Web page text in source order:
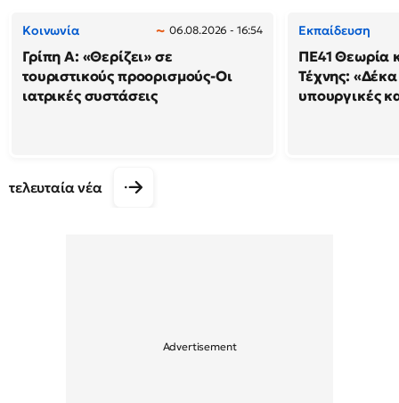
Κοινωνία 06.08.2026 - 16:54
Γρίπη Α: «Θερίζει» σε
τουριστικούς προορισμούς-Οι
ιατρικές συστάσεις
Εκπαίδευση
ΠΕ41 Θεωρία
Τέχνης: «Δέκα
υπουργικές
τελευταία νέα